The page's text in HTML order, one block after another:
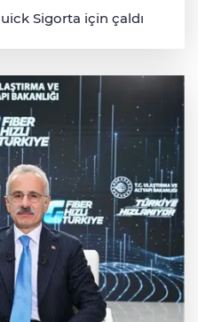
Sigorta için çaldı